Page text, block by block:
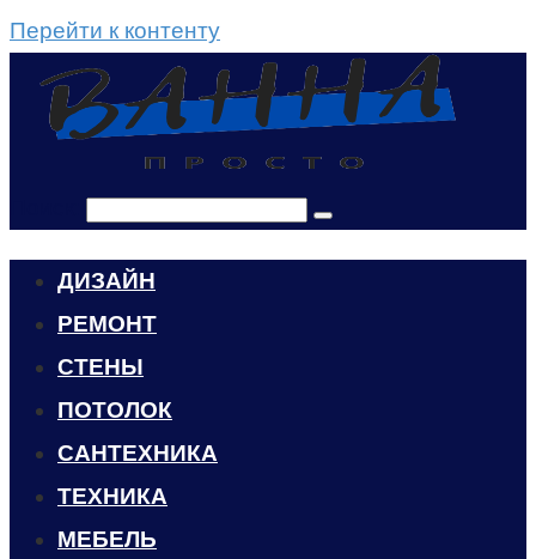
Перейти к контенту
ДИЗАЙН
РЕМОНТ
СТЕНЫ
ПОТОЛОК
САНТЕХНИКА
ТЕХНИКА
МЕБЕЛЬ